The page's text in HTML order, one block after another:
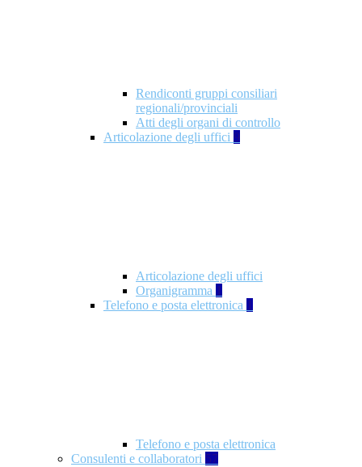
Rendiconti gruppi consiliari
regionali/provinciali
Atti degli organi di controllo
Articolazione degli uffici 9
Articolazione degli uffici
Organigramma 1
Telefono e posta elettronica 1
Telefono e posta elettronica
Consulenti e collaboratori 57